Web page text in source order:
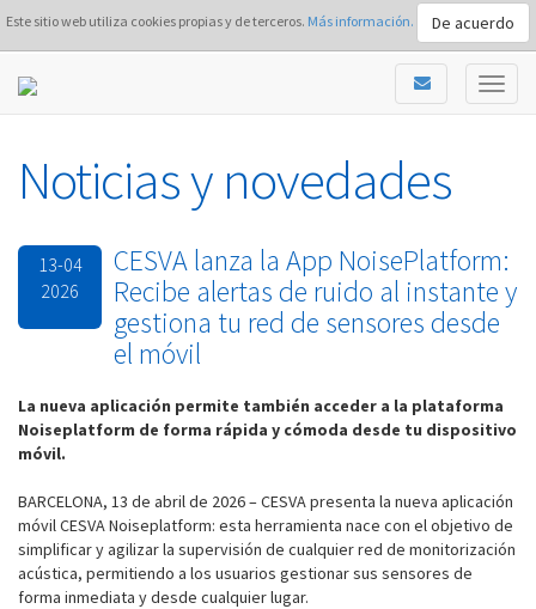
Este sitio web utiliza cookies propias y de terceros. Más información. De acuerdo
Noticias y novedades
13-04
2026
CESVA lanza la App NoisePlatform:
Recibe alertas de ruido al instante y
gestiona tu red de sensores desde
el móvil
La nueva aplicación permite también acceder a la plataforma
Noiseplatform de forma rápida y cómoda desde tu dispositivo
móvil.
BARCELONA, 13 de abril de 2026 – CESVA presenta la nueva aplicación
móvil CESVA Noiseplatform: esta herramienta nace con el objetivo de
simplificar y agilizar la supervisión de cualquier red de monitorización
acústica, permitiendo a los usuarios gestionar sus sensores de
forma inmediata y desde cualquier lugar.